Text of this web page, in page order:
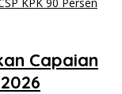
Capaian